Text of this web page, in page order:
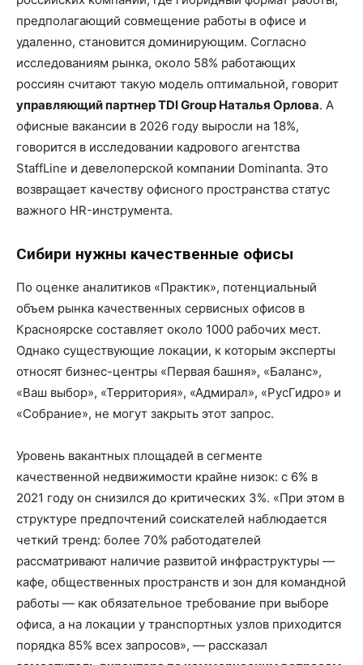
предполагающий совмещение работы в офисе и
удаленно, становится доминирующим. Согласно
исследованиям рынка, около 58% работающих
россиян считают такую модель оптимальной, говорит
управляющий партнер TDI Group Наталья Орлова. А
офисные вакансии в 2026 году выросли на 18%,
говорится в исследовании кадрового агентства
StaffLine и девелоперской компании Dominanta. Это
возвращает качеству офисного пространства статус
важного HR-инструмента.
Сибири нужны качественные офисы
По оценке аналитиков «Практик», потенциальный
объем рынка качественных сервисных офисов в
Красноярске составляет около 1000 рабочих мест.
Однако существующие локации, к которым эксперты
относят бизнес-центры «Первая башня», «Баланс»,
«Ваш выбор», «Территория», «Адмирал», «РусГидро» и
«Собрание», не могут закрыть этот запрос.
Уровень вакантных площадей в сегменте
качественной недвижимости крайне низок: с 6% в
2021 году он снизился до критических 3%. «При этом в
структуре предпочтений соискателей наблюдается
четкий тренд: более 70% работодателей
рассматривают наличие развитой инфраструктуры —
кафе, общественных пространств и зон для командной
работы — как обязательное требование при выборе
офиса, а на локации у транспортных узлов приходится
порядка 85% всех запросов», — рассказал